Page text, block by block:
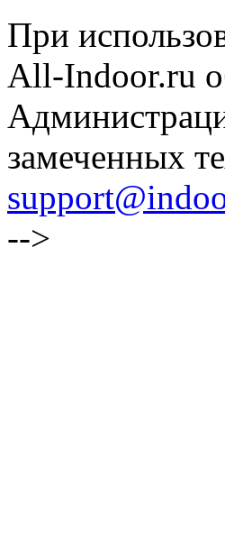
При
All-Indoor.ru
замеченных
-->